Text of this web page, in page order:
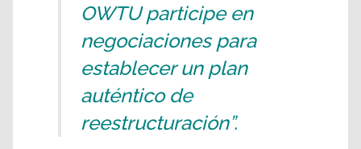
OWTU participe en
negociaciones para
establecer un plan
auténtico de
reestructuración”.